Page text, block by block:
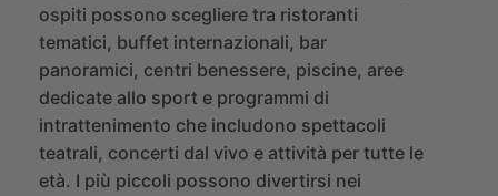
ospiti possono scegliere tra ristoranti
tematici, buffet internazionali, bar
panoramici, centri benessere, piscine, aree
dedicate allo sport e programmi di
intrattenimento che includono spettacoli
teatrali, concerti dal vivo e attività per tutte le
età. I più piccoli possono divertirsi nei